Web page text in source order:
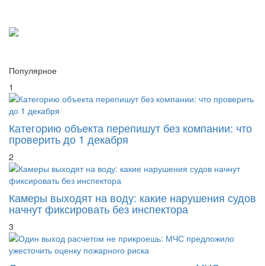
Популярное
1
Категорию объекта перепишут без компании: что
проверить до 1 декабря
2
Камеры выходят на воду: какие нарушения судов
начнут фиксировать без инспектора
3